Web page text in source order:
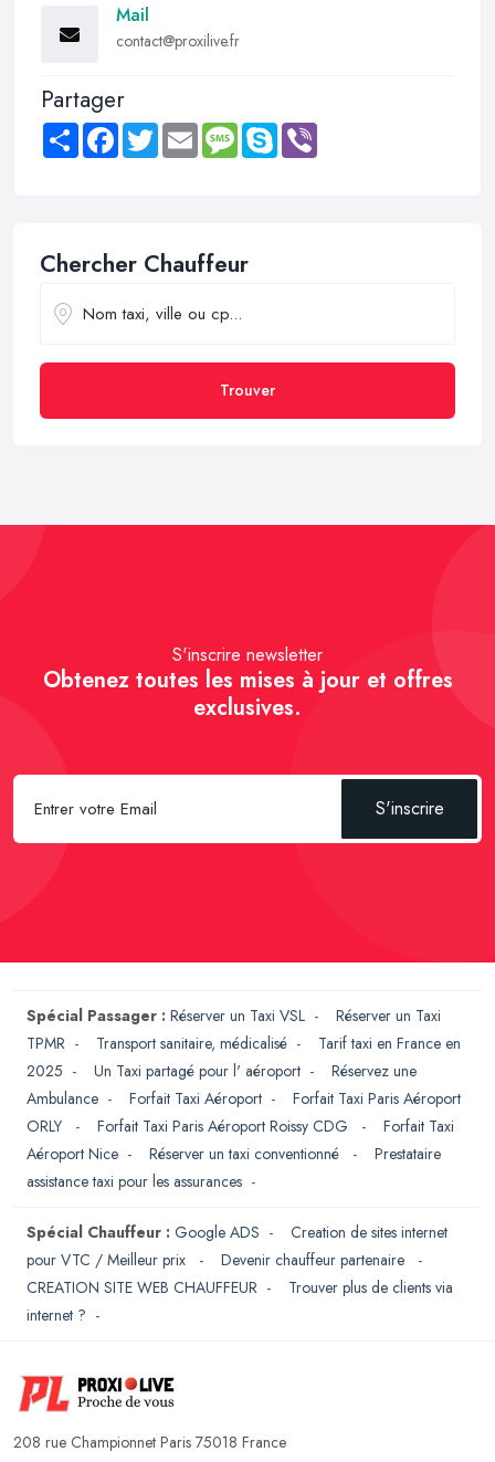
Mail
contact@proxilive.fr
Partager
Share FacebookTwitter Email MessageSkype
Chercher Chauffeur
Trouver
S'inscrire newsletter
Obtenez toutes les mises à jour et offres
exclusives.
S'inscrire
Spécial Passager : Réserver un Taxi VSL - Réserver un Taxi
TPMR - Transport sanitaire, médicalisé - Tarif taxi en France en
2025 - Un Taxi partagé pour l' aéroport - Réservez une
Ambulance - Forfait Taxi Aéroport - Forfait Taxi Paris Aéroport
ORLY
- Forfait Taxi Paris Aéroport Roissy CDG - Forfait Taxi
Aéroport Nice - Réserver un taxi conventionné - Prestataire
assistance taxi pour les assurances -
Spécial Chauffeur : Google ADS - Creation de sites internet
pour VTC / Meilleur prix
- Devenir chauffeur partenaire
-
CREATION SITE WEB CHAUFFEUR - Trouver plus de clients via
internet ? -
208 rue Championnet Paris 75018 France